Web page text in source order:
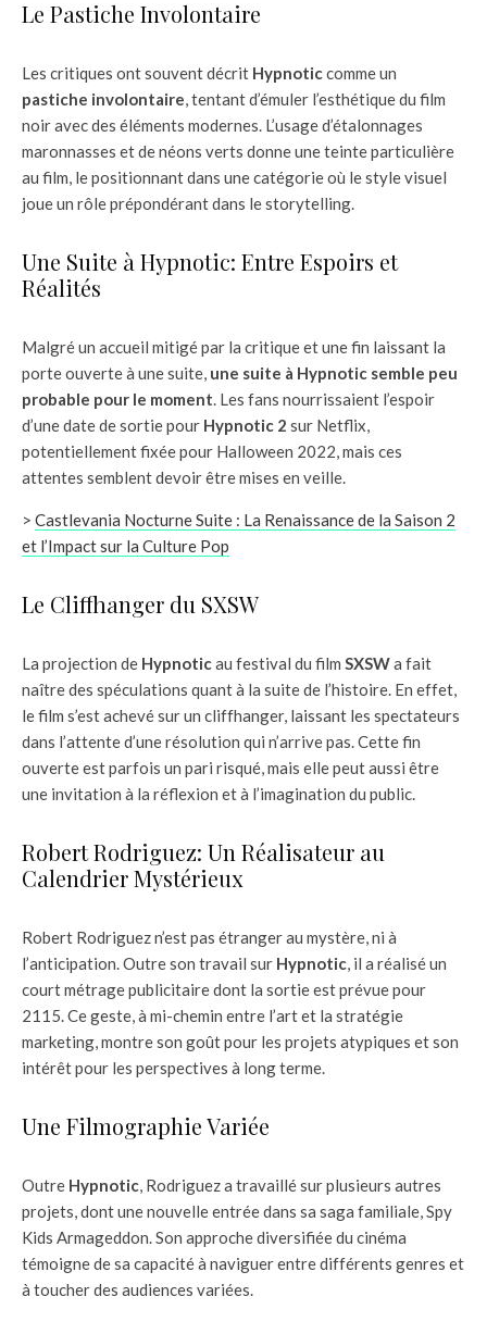
Le Pastiche Involontaire
Les critiques ont souvent décrit Hypnoticcomme un
pastiche involontaire, tentant d’émuler l’esthétique du film
noir avec des éléments modernes. L’usage d’étalonnages
maronnasses et de néons verts donne une teinte particulière
au film, le positionnant dans une catégorie où le style visuel
joue un rôle prépondérant dans le storytelling.
Une Suite à Hypnotic: Entre Espoirs et
Réalités
Malgré un accueil mitigé par la critique et une fin laissant la
porte ouverte à une suite, une suite à Hypnotic semble peu
probable pour le moment. Les fans nourrissaient l’espoir
d’une date de sortie pour Hypnotic 2 sur Netflix,
potentiellement fixée pour Halloween 2022, mais ces
attentes semblent devoir être mises en veille.
> Castlevania Nocturne Suite : La Renaissance de la Saison 2
et l’Impact sur la Culture Pop
Le Cliffhanger du SXSW
La projection de Hypnoticau festival du film SXSWa fait
naître des spéculations quant à la suite de l’histoire. En effet,
le film s’est achevé sur un cliffhanger, laissant les spectateurs
dans l’attente d’une résolution qui n’arrive pas. Cette fin
ouverte est parfois un pari risqué, mais elle peut aussi être
une invitation à la réflexion et à l’imagination du public.
Robert Rodriguez: Un Réalisateur au
Calendrier Mystérieux
Robert Rodriguez n’est pas étranger au mystère, ni à
l’anticipation. Outre son travail sur Hypnotic, il a réalisé un
court métrage publicitaire dont la sortie est prévue pour
2115. Ce geste, à mi-chemin entre l’art et la stratégie
marketing, montre son goût pour les projets atypiques et son
intérêt pour les perspectives à long terme.
Une Filmographie Variée
Outre Hypnotic, Rodriguez a travaillé sur plusieurs autres
projets, dont une nouvelle entrée dans sa saga familiale, Spy
Kids Armageddon. Son approche diversifiée du cinéma
témoigne de sa capacité à naviguer entre différents genres et
à toucher des audiences variées.